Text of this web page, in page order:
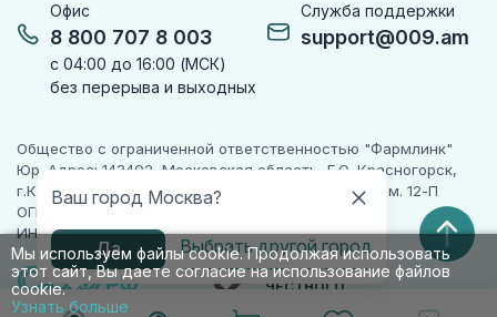
Ваш город Москва?
Да Выбрать другой город
Мы используем файлы cookie. Продолжая использовать
этот сайт, Вы даете согласие на использование файлов
cookie.
Узнать больше
Офис
8 800 707 8 003
с 04:00 до 16:00 (МСК)
без перерыва и выходных
Служба поддержки
support@009.am
Общество с ограниченной ответственностью "Фармлинк"
Юр. Адрес: 143402, Московская область, Г.О. Красногорск,
г.Красногорск, ул. Жуковского, д. 17, помещ. III, ком. 12-П
ОГРН 1225000071955
ИНН 5024223277
ПАРТНЕР
ЧЕСТНОГО